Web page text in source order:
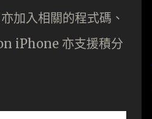
加入相關的程式碼、
iPhone 亦支援積分